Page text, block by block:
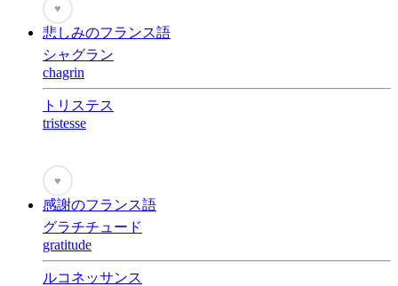
♥
悲しみのフランス語
シャグラン
chagrin
トリステス
tristesse
♥
感謝のフランス語
グラチチュード
gratitude
ルコネッサンス